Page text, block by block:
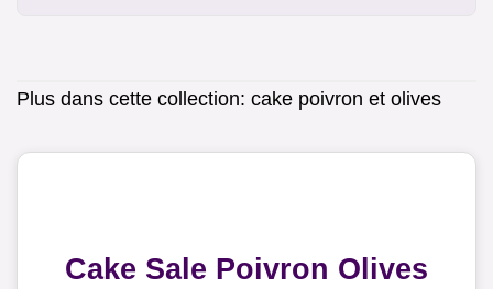
Plus dans cette collection: cake poivron et olives
Cake Sale Poivron Olives